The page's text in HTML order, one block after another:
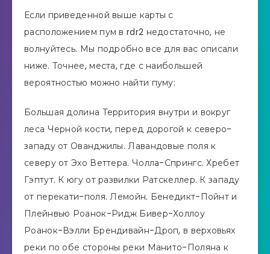
Если приведенной выше карты с
расположением пум в rdr2 недостаточно, не
волнуйтесь. Мы подробно все для вас описали
ниже. Точнее, места, где с наибольшей
вероятностью можно найти пуму:
Большая долина Территория внутри и вокруг
леса Черной кости, перед дорогой к северо-
западу от Ованджилы. Лавандовые поля к
северу от Эхо Веттера. Чолла-Спрингс. Хребет
Гэптут. К югу от развилки Ратскеллер. К западу
от перекати-поля. Лемойн. Бенедикт-Пойнт и
Плейнвью Роанок-Ридж Бивер-Холлоу
Роанок-Вэлли Брендивайн-Дроп, в верховьях
реки по обе стороны реки Манито-Поляна к